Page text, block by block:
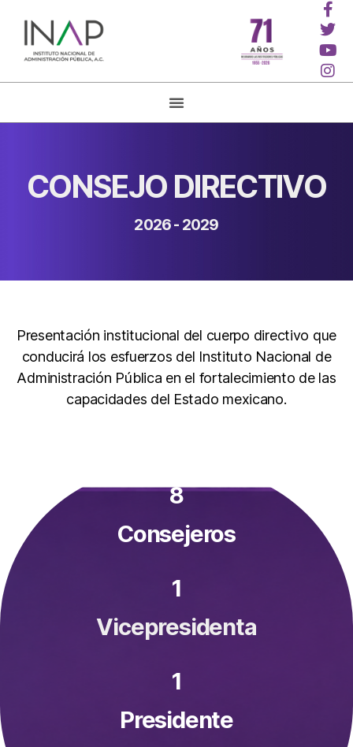
CONSEJO DIRECTIVO
2026 - 2029
Presentación institucional del cuerpo directivo que
conducirá los esfuerzos del Instituto Nacional de
Administración Pública en el fortalecimiento de las
capacidades del Estado mexicano.
8
Consejeros
1
Vicepresidenta
1
Presidente